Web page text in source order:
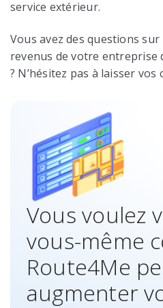
service extérieur.
Vous avez des questions sur
revenus de votre entreprise
? N’hésitez pas à laisser
Vous voulez
vous-même
Route4Me
augmenter